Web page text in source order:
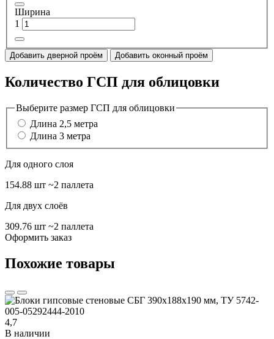
Ширина
1
Добавить дверной проём Добавить оконный проём
Количество ГСП для облицовки
Выберите размер ГСП для облицовки
Длина 2,5 метра
Длина 3 метра
Для одного слоя
154.88 шт ~2 паллета
Для двух слоёв
309.76 шт ~2 паллета
Оформить заказ
Похожие товары
4,7
В наличии